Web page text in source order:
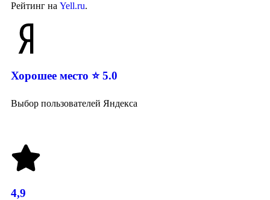
Рейтинг на Yell.ru.
Хорошее место ⭐ 5.0
Выбор пользователей Яндекса
4,9